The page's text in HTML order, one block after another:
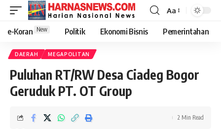
Aa
e-Koran New Politik Ekonomi Bisnis Pemerintahan
DAERAH MEGAPOLITAN
Puluhan RT/RW Desa Ciadeg Bogor
Geruduk PT. OT Group
2 Min Read